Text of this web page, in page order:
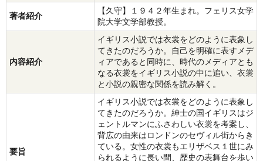
著者紹介
【久守】１９４２年生まれ。フェリス女学
院大学文学部教授。
内容紹介
イギリス小説では衣裳をどのように表象し
てきたのだろうか。自己を明確に表すメデ
ィアであると同時に、時代のメディアとも
なる衣裳をイギリス小説の中に追い、衣裳
と小説の親密な関係を読み解く。
要旨
イギリス小説では衣裳をどのように表象し
てきたのだろうか。紳士の国イギリスはジ
ェントルマンにふさわしい衣裳を考案し、
背広の由来はロンドンのセヴィル街からき
ている。女性の衣裳もエリザベス１世にみ
られるように長い間、歴史の表舞台を歩い